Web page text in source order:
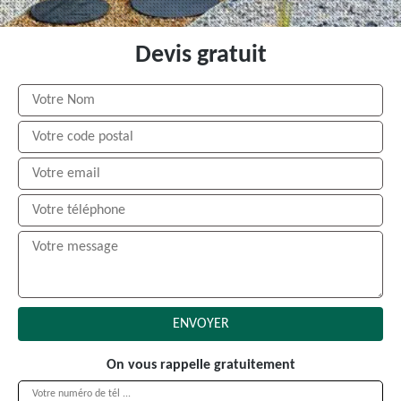
Devis gratuit
On vous rappelle gratuitement